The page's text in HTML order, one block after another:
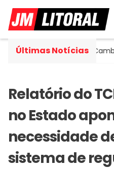
Últimas Notícias
de Camboriú por 120 dias
Relatório do
no Estado
necessidade
sistema de